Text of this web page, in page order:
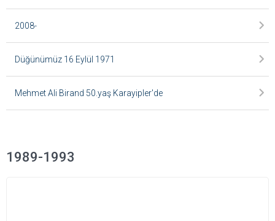
2008-
Düğünümüz 16 Eylül 1971
Mehmet Ali Birand 50.yaş Karayipler'de
1989-1993